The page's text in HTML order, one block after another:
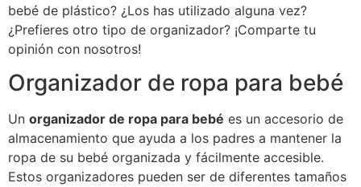
bebé de plástico? ¿Los has utilizado alguna vez?
¿Prefieres otro tipo de organizador? ¡Comparte tu
opinión con nosotros!
Organizador de ropa para bebé
Un organizador de ropa para bebé es un accesorio de
almacenamiento que ayuda a los padres a mantener la
ropa de su bebé organizada y fácilmente accesible.
Estos organizadores pueden ser de diferentes tamaños